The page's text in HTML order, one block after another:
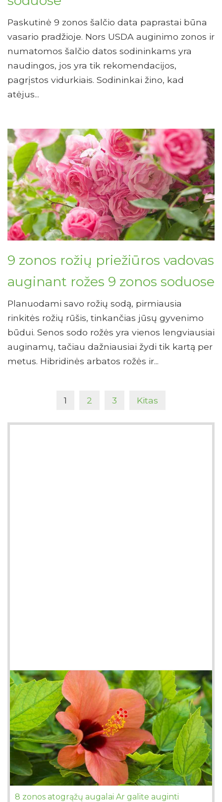
Paskutinė 9 zonos šalčio data paprastai būna
vasario pradžioje. Nors USDA auginimo zonos ir
numatomos šalčio datos sodininkams yra
naudingos, jos yra tik rekomendacijos,
pagrįstos vidurkiais. Sodininkai žino, kad
atėjus...
9 zonos rožių priežiūros vadovas
auginant rožes 9 zonos soduose
Planuodami savo rožių sodą, pirmiausia
rinkitės rožių rūšis, tinkančias jūsų gyvenimo
būdui. Senos sodo rožės yra vienos lengviausiai
auginamų, tačiau dažniausiai žydi tik kartą per
metus. Hibridinės arbatos rožės ir...
1 2 3 Kitas
8 zonos atogrąžų augalai Ar galite auginti